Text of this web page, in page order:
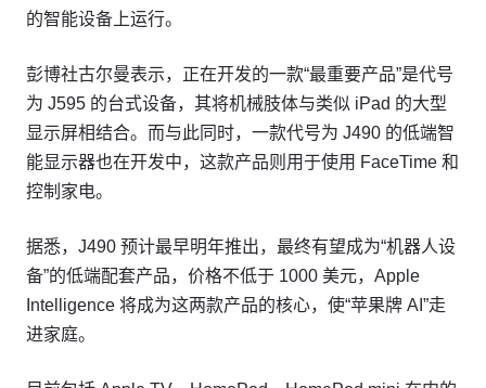
的智能设备上运行。
彭博社古尔曼表示，正在开发的一款“最重要产品”是代号
为 J595 的台式设备，其将机械肢体与类似 iPad 的大型
显示屏相结合。而与此同时，一款代号为 J490 的低端智
能显示器也在开发中，这款产品则用于使用 FaceTime 和
控制家电。
据悉，J490 预计最早明年推出，最终有望成为“机器人设
备”的低端配套产品，价格不低于 1000 美元，Apple
Intelligence 将成为这两款产品的核心，使“苹果牌 AI”走
进家庭。